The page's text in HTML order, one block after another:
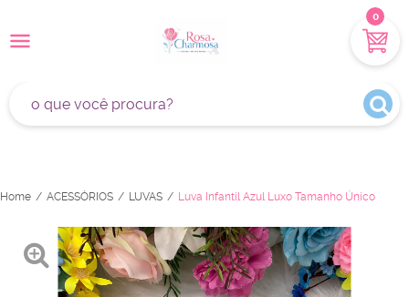
0
Home ACESSÓRIOS LUVAS Luva Infantil Azul Luxo Tamanho Único